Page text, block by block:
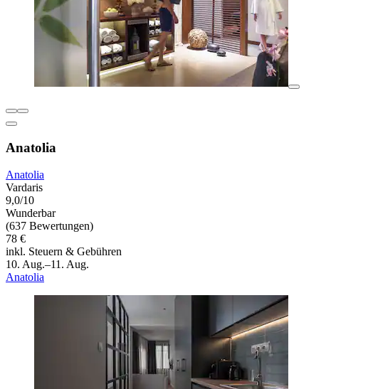
Anatolia
Anatolia
Vardaris
9,0/10
Wunderbar
(637 Bewertungen)
78 €
inkl. Steuern & Gebühren
10. Aug.–11. Aug.
Anatolia